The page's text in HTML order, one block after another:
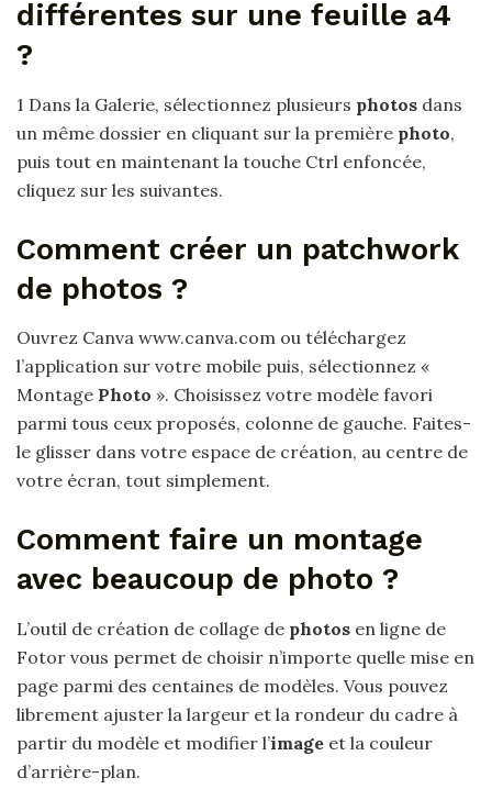
différentes sur une feuille a4
?
1 Dans la Galerie, sélectionnez plusieurs photos dans
un même dossier en cliquant sur la première photo,
puis tout en maintenant la touche Ctrl enfoncée,
cliquez sur les suivantes.
Comment créer un patchwork
de photos ?
Ouvrez Canva www.canva.com ou téléchargez
l’application sur votre mobile puis, sélectionnez «
Montage Photo ». Choisissez votre modèle favori
parmi tous ceux proposés, colonne de gauche. Faites-
le glisser dans votre espace de création, au centre de
votre écran, tout simplement.
Comment faire un montage
avec beaucoup de photo ?
L’outil de création de collage de photos en ligne de
Fotor vous permet de choisir n’importe quelle mise en
page parmi des centaines de modèles. Vous pouvez
librement ajuster la largeur et la rondeur du cadre à
partir du modèle et modifier l’image et la couleur
d’arrière-plan.